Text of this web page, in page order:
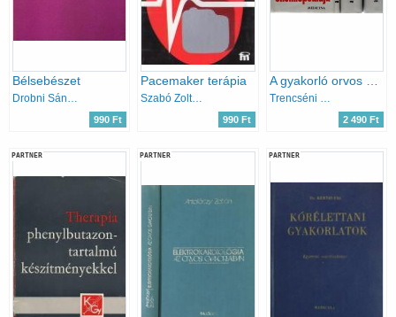
Bélsebészet
Drobni Sándor
990 Ft
Pacemaker terápia
Szabó Zoltán Solti Ferenc
990 Ft
Trencséni Tibor szerk.
2 490 Ft
PARTNER PARTNER PARTNER